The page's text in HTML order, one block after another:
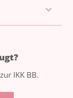
IKK BB.